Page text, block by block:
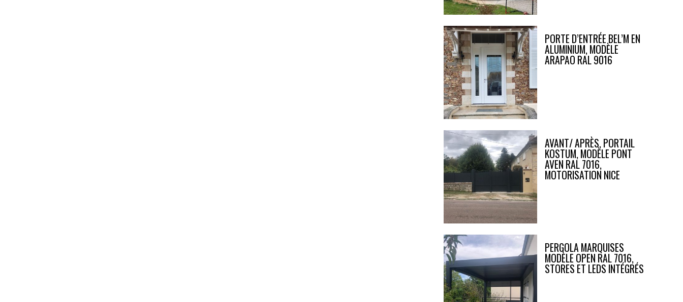
PORTE D’ENTRÉE BEL’M EN
ALUMINIUM, MODÈLE
ARAPAO RAL 9016
AVANT/ APRÈS, PORTAIL
KOSTUM, MODÈLE PONT
AVEN RAL 7016,
MOTORISATION NICE
PERGOLA MARQUISES
MODÈLE OPEN RAL 7016,
STORES ET LEDS INTÉGRÉS